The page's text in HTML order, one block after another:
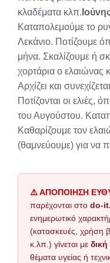
κλαδέματα κλπ.
Καταπολεμούμε το
Λεκάνιο. Ποτίζουμε
μήνα. Σκαλίζουμε ή
χορτάρια ο ελαιώνας
Αρχίζει και
Ποτίζονται οι ελιές,
του Αυγούστου.
Καθαρίζουμε τον
(θαμνεύουμε) για να
⚠️ ΑΠΟΠΟΙΗΣΗ
παρέχονται στο do-
ενημερωτικό
(κατασκευές, χρήση
κ.λπ.) γίνεται με
θέματα υγείας ή